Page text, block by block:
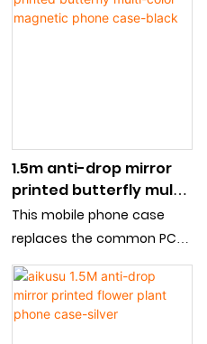
capa para celular aumenta
superfície oferecem
suporte à personalização
1.5m anti-drop mirror
printed butterfly multi-
color magnetic phone
case-black
This mobile phone case
replaces the common PC
sheet with mirror sheet, so
that the mobile phone case
increases the cosmetic